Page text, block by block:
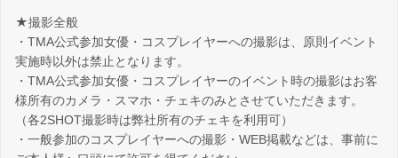
★撮影全般
・TMA公式参加女優・コスプレイヤーへの撮影は、原則イベント
実施時以外は禁止となります。
・TMA公式参加女優・コスプレイヤーのイベント時の撮影はお客
様所有のカメラ・スマホ・チェキのみとさせていただきます。
（各2SHOT撮影時は弊社所有のチェキを利用可）
・一般参加のコスプレイヤーへの撮影・WEB掲載などは、事前に